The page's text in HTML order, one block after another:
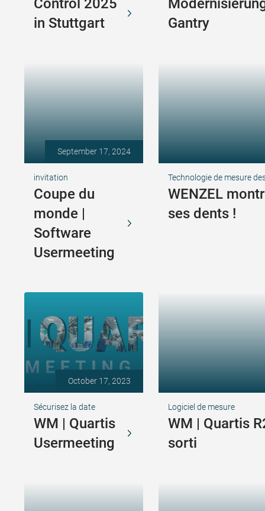
Control 2025
in Stuttgart
Gantry
September 17, 2024
invitation
Coupe du
monde |
Software
Usermeeting
Technologie de mesure
WENZEL
ses dents !
October 17, 2023
Sécurisez la date
WM | Quartis
Usermeeting
Logiciel de mesure
WM | Quartis
sorti